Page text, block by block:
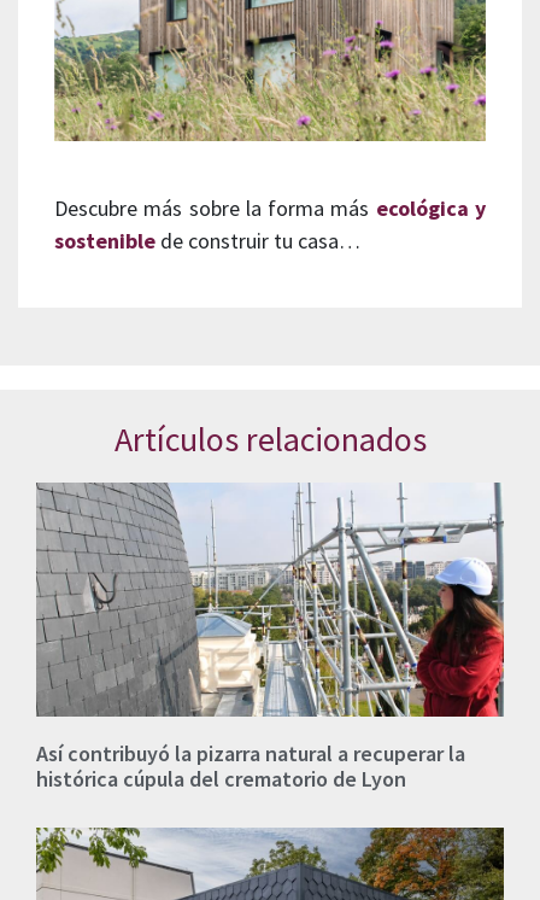
Descubre más sobre la forma más ecológica y
sostenible de construir tu casa…
Artículos relacionados
Así contribuyó la pizarra natural a recuperar la
histórica cúpula del crematorio de Lyon